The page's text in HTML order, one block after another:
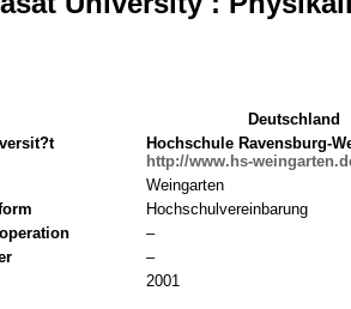
Deutschland
Hochschule Ravensburg-
http://www.hs-
Weingarten
Hochschulvereinbarung
–
–
2001